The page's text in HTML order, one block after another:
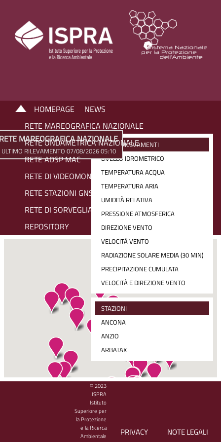
HOMEPAGE
NEWS
RETE MAREOGRAFICA NAZIONALE
RETE ONDAMETRICA NAZIONALE
RETE ADSP MAC
RETE DI VIDEOMONITORAGGIO COSTIERO
RETE STAZIONI GNSS
RETE DI SORVEGLIANZA SIAM
REPOSITORY
ULTIMI RILEVAMENTI
LIVELLO IDROMETRICO
TEMPERATURA ACQUA
TEMPERATURA ARIA
UMIDITÀ RELATIVA
PRESSIONE ATMOSFERICA
DIREZIONE VENTO
VELOCITÀ VENTO
RADIAZIONE SOLARE MEDIA (30 MIN)
PRECIPITAZIONE CUMULATA
VELOCITÀ E DIREZIONE VENTO
STAZIONI
ANCONA
ANZIO
ARBATAX
BARI
CAGLIARI
CARLOFORTE
CATANIA
CETRARO
CIVITAVECCHIA
MAREOGRAFICA NAZIONALE
ULTIMO RILEVAMENTO 07/08/2026 05:10
CLICK SUL SIMBOLO DI STAZIONE PER VISUALIZZARE I DATI
DELL'ULTIMO RILEVAMENTO
© 2023
ISPRA
Istituto
Superiore per
la Protezione
e la Ricerca
Ambientale
PRIVACY NOTE LEGALI